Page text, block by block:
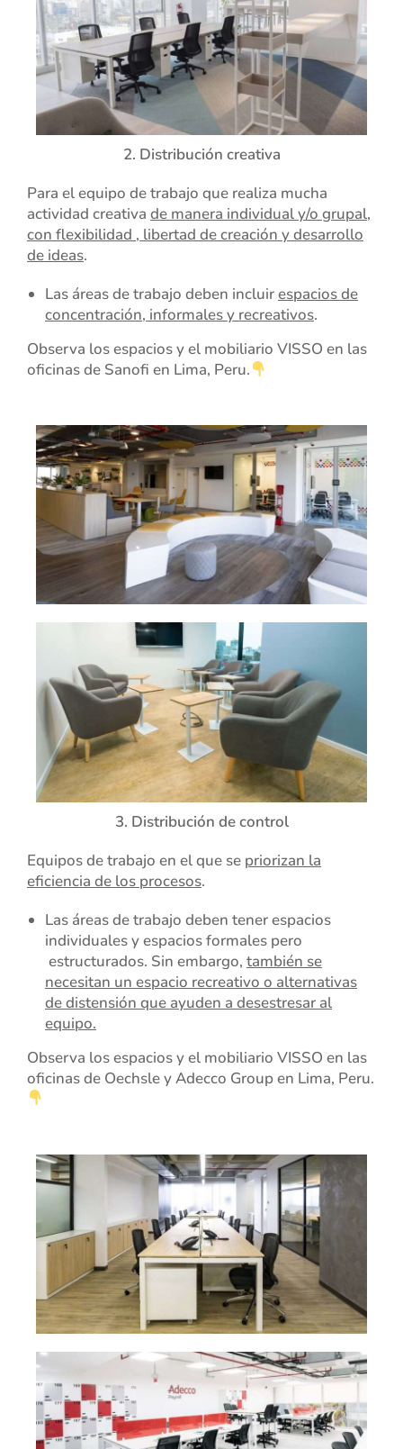
2. Distribución creativa
Para el equipo de trabajo que realiza mucha
actividad creativa de manera individual y/o grupal,
con flexibilidad , libertad de creación y desarrollo
de ideas.
Las áreas de trabajo deben incluirespacios de
concentración, informales y recreativos.
Observa los espacios y el mobiliario VISSO en las
oficinas de Sanofi en Lima, Peru.
3. Distribución de control
Equipos de trabajo en el que se priorizan la
eficiencia de los procesos.
Las áreas de trabajo deben tener espacios
individuales y espacios formales pero
estructurados. Sin embargo, también se
necesitan un espacio recreativo o alternativas
de distensión que ayuden a desestresar al
equipo.
Observa los espacios y el mobiliario VISSO en las
oficinas de Oechsle y Adecco Group en Lima, Peru.